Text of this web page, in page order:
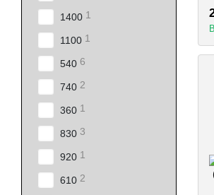
1400 1
1100 1
540 6
740 2
360 1
830 3
920 1
610 2